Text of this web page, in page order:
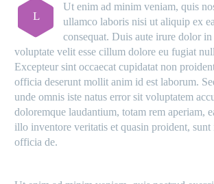
L
Ut enim ad minim veniam, quis
ullamco laboris nisi ut aliquip ex
consequat. Duis aute irure dolor
voluptate velit esse cillum dolore eu fugiat
Excepteur sint occaecat cupidatat non
officia deserunt mollit anim id est laborum.
unde omnis iste natus error sit voluptatem
doloremque laudantium, totam rem aperiam,
illo inventore veritatis et quasin proident,
officia de.